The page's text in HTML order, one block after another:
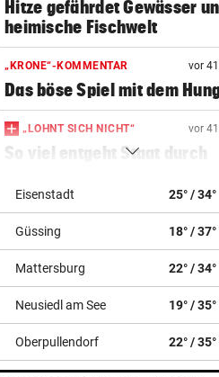
Hitze gefährdet Gewässer
heimische Fischwelt
„KRONE“-KOMMENTAR vor
Das böse Spiel mit dem
„LOHNT SICH NICHT“ vor
So viel entgeht Staat durch
VON IT BIS DOKU-FILM vor
Hackeln statt faulenzen: So
läuft‘s bei Ferialjobs
vor
Bibiza: „Der Vergleich mit
ist mir egal“
Eisenstadt 25° / 34°
Güssing 18° / 37°
Mattersburg 22° / 34°
Neusiedl am See 19° / 35°
Oberpullendorf 22° / 35°